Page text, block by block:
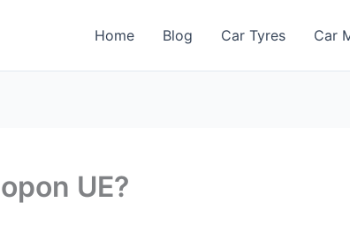
Home Blog Car Tyres Car
UE?